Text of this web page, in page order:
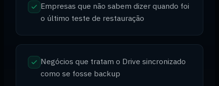
Empresas que não sabem dizer quando foi
o último teste de restauração
Negócios que tratam o Drive sincronizado
como se fosse backup